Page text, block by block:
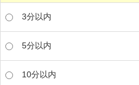
3分以内
5分以内
10分以内